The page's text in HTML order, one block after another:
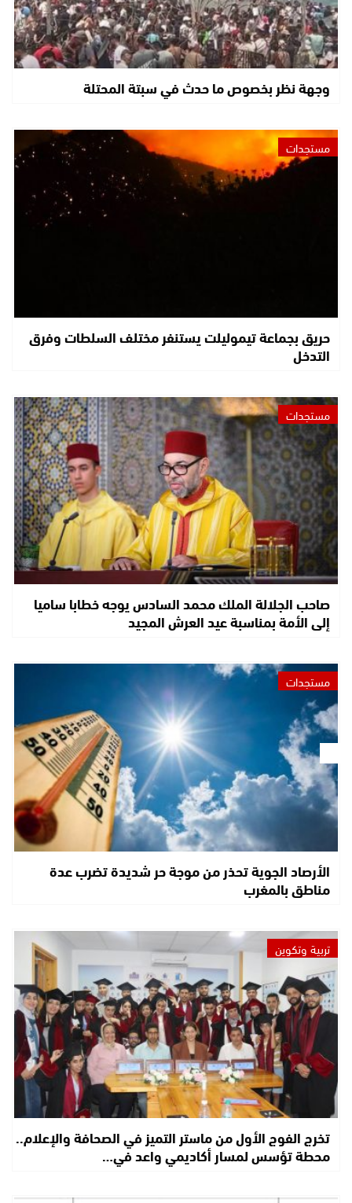
وجهة نظر بخصوص ما حدث في سبتة المحتلة
مستجدات
حريق بجماعة تيموليلت يستنفر مختلف السلطات وفرق
التدخل
مستجدات
صاحب الجلالة الملك محمد السادس يوجه خطابا ساميا
إلى الأمة بمناسبة عيد العرش المجيد
مستجدات
الأرصاد الجوية تحذر من موجة حر شديدة تضرب عدة
مناطق بالمغرب
تربية وتكوين
تخرج الفوج الأول من ماستر التميز في الصحافة والإعلام..
محطة تؤسس لمسار أكاديمي واعد في…